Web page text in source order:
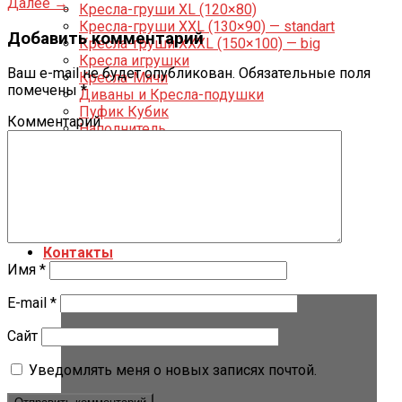
Кресла-груши XL (120×80)
Кресла-груши XXL (130×90) — standart
Кресла-груши XXXL (150×100) — big
Кресла игрушки
Кресла-Мячи
Диваны и Кресла-подушки
Пуфик Кубик
Наполнитель
Контакты
Добавить комментарий
Ваш e-mail не будет опубликован. Обязательные поля
помечены *
Комментарий
Имя *
E-mail *
Сайт
Уведомлять меня о новых записях почтой.